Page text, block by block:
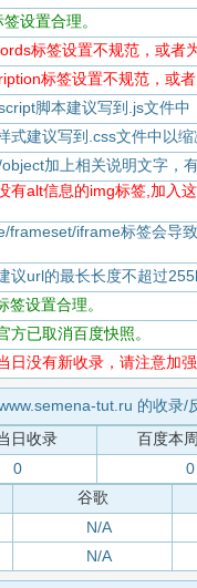
设置合理。
标签设置不规范，或者
标签设置不规范，或
脚本建议写到.js文件中
式建议写到.css文件中以
加上相关说明文字，
有alt信息的img标签,加入
frameset/iframe标签会导
议url的最长长度不超过
签设置合理。
方已取消百度快照。
日没有新收录，请注意加
tut.ru 的收录/
日收录
百度本
0
0
谷歌
N/A
N/A